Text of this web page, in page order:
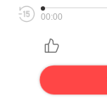
00:00